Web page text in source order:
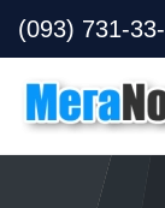
(093) 731-